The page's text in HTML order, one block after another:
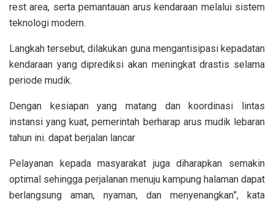
rest area, serta pemantauan arus kendaraan melalui sistem
teknologi modern.
Langkah tersebut, dilakukan guna mengantisipasi kepadatan
kendaraan yang diprediksi akan meningkat drastis selama
periode mudik.
Dengan kesiapan yang matang dan koordinasi lintas
instansi yang kuat, pemerintah berharap arus mudik lebaran
tahun ini. dapat berjalan lancar
Pelayanan kepada masyarakat juga diharapkan semakin
optimal sehingga perjalanan menuju kampung halaman dapat
berlangsung aman, nyaman, dan menyenangkan”, kata